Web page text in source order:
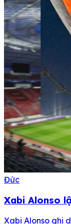
Đức
Xabi Alonso
Xabi Alonso ghi